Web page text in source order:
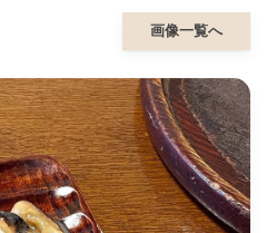
画像一覧へ